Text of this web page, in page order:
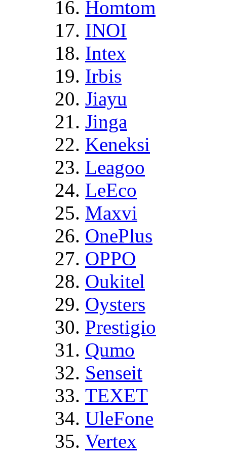
Homtom
INOI
Intex
Irbis
Jiayu
Jinga
Keneksi
Leagoo
LeEco
Maxvi
OnePlus
OPPO
Oukitel
Oysters
Prestigio
Qumo
Senseit
TEXET
UleFone
Vertex